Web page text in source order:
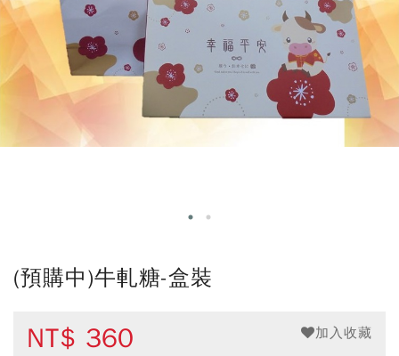
(預購中)牛軋糖-盒裝
NT$ 360 加入收藏